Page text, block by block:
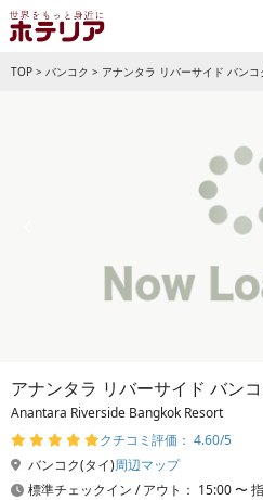
TOP > バンコク > アナンタラ リバーサイド バンコ
アナンタラ リバーサイド バン
Anantara Riverside Bangkok Resort
クチコミ評価： 4.60/5
バンコク(タイ)周辺マップ
標準チェックイン / アウト： 15:00 〜